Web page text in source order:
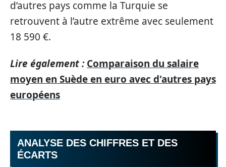
d’autres pays comme la Turquie se
retrouvent à l’autre extrême avec seulement
18 590 €.
Lire également : Comparaison du salaire
moyen en Suède en euro avec d'autres pays
européens
ANALYSE DES CHIFFRES ET DES
ÉCARTS